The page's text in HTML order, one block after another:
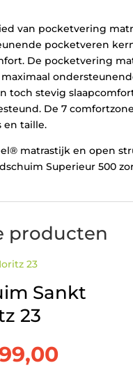
van pocketvering
pocketveren
De pocketvering
toch stevig
De 7
en taille.
matrastijk en open
Superieur 500
producten
Sankt
23
Huidige